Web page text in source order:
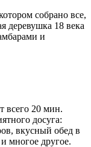
собрано все,
деревушка 18 века
и
всего 20 мин.
досуга:
вкусный обед в
многое другое.